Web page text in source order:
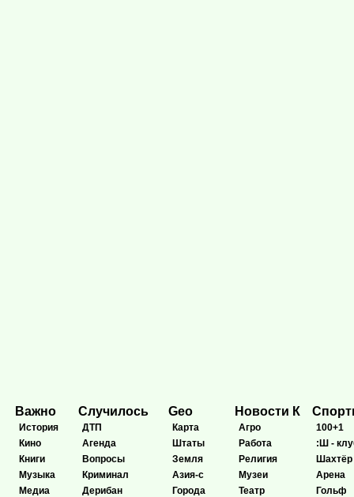
Важно
История
Кино
Книги
Музыка
Медиа
Случилось
ДТП
Агенда
Вопросы
Криминал
Дерибан
Geo
Карта
Штаты
Земля
Азия-с
Города
Новости К
Агро
Работа
Религия
Музеи
Театр
100+1
:Ш -
Шахтёр
Арена
Гольф